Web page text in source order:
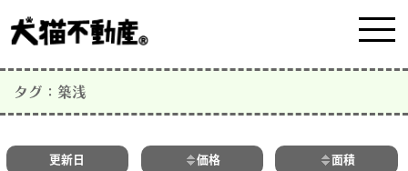
タグ：築浅
更新日 価格 面積